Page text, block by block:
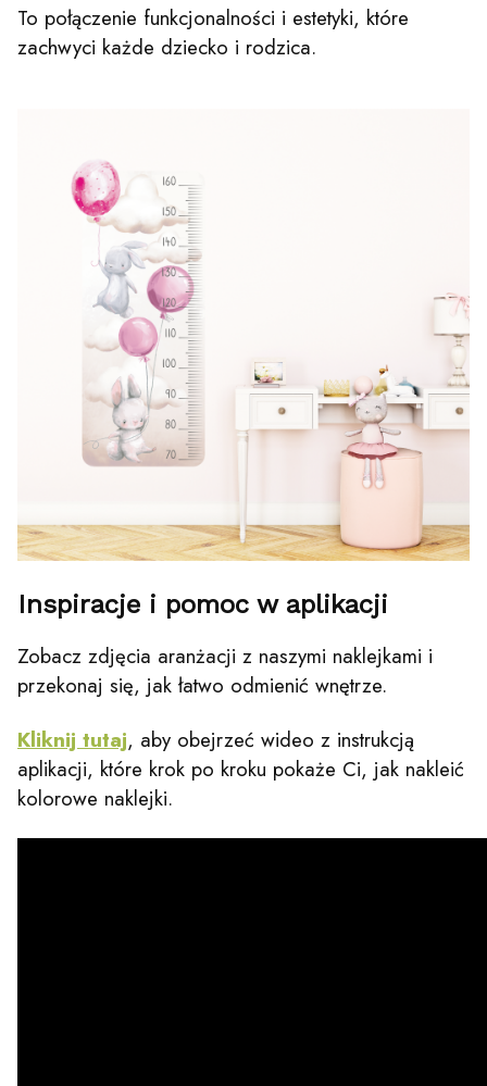
To połączenie funkcjonalności i estetyki, które
zachwyci każde dziecko i rodzica.
Inspiracje i pomoc w aplikacji
Zobacz zdjęcia aranżacji z naszymi naklejkami i
przekonaj się, jak łatwo odmienić wnętrze.
Kliknij tutaj, aby obejrzeć wideo z instrukcją
aplikacji, które krok po kroku pokaże Ci, jak nakleić
kolorowe naklejki.